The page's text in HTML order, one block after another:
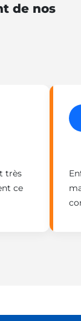
de nos
très
ce